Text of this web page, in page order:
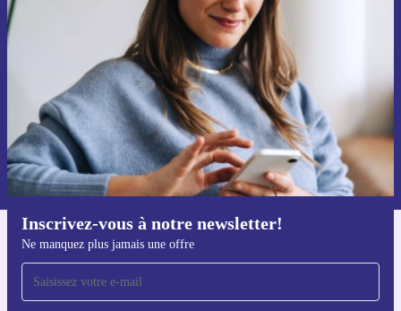
Inscrivez-vous à notre newsletter!
Ne manquez plus jamais une offre
par mail
Ne manquez plus aucune offre.
S'inscrire
Retrouvez les informations sur l'utilisation des données personnelles
dans notrepolitique de confidentialité.
Téléchargez l'application refurbed
Pour iOS et Android